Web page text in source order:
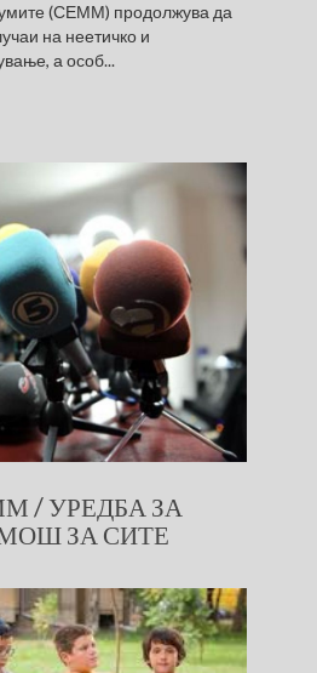
(СЕММ) продолжува да
на неетичко и
а особ...
/ УРЕДБА ЗА
ЗА СИТЕ